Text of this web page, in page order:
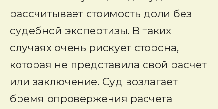
рассчитывает стоимость доли без
судебной экспертизы. В таких
случаях очень рискует сторона,
которая не представила свой расчет
или заключение. Суд возлагает
бремя опровержения расчета